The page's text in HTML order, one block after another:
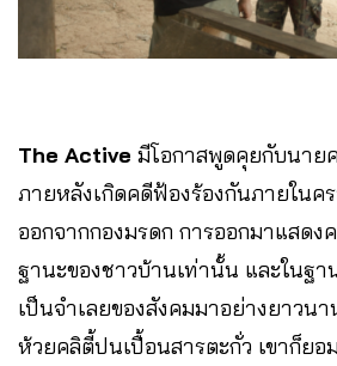
The Active มีโอกาสพูดคุยกับนายค
ภายหลังเกิดคดีฟ้องร้องกันภายในค
ออกจากกองมรดก การออกมาแสดง
ฐานะของชาวบ้านเท่านั้น และในฐา
เป็นจำเลยของสังคมมาอย่างยาวนา
ห้วยคลิตี้ปนเปื้อนสารตะกั่ว เขาก็ย